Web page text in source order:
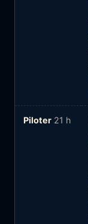
Piloter 21 h